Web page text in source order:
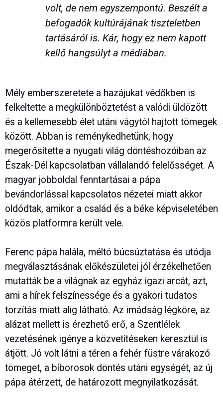
volt, de nem egyszempontú. Beszélt a
befogadók kultúrájának tiszteletben
tartásáról is. Kár, hogy ez nem kapott
kellő hangsúlyt a médiában.
Mély emberszeretete a hazájukat védőkben is
felkeltette a megkülönböztetést a valódi üldözött
és a kellemesebb élet utáni vágytól hajtott tömegek
között. Abban is reménykedhetünk, hogy
megerősítette a nyugati világ döntéshozóiban az
Észak-Dél kapcsolatban vállalandó felelősséget. A
magyar jobboldal fenntartásai a pápa
bevándorlással kapcsolatos nézetei miatt akkor
oldódtak, amikor a család és a béke képviseletében
közös platformra került vele.
Ferenc pápa halála, méltó búcsúztatása és utódja
megválasztásának előkészületei jól érzékelhetően
mutatták be a világnak az egyház igazi arcát, azt,
ami a hírek felszínessége és a gyakori tudatos
torzítás miatt alig látható. Az imádság légköre, az
alázat mellett is érezhető erő, a Szentlélek
vezetésének igénye a közvetítéseken keresztül is
átjött. Jó volt látni a téren a fehér füstre várakozó
tömeget, a bíborosok döntés utáni egységét, az új
pápa átérzett, de határozott megnyilatkozását.